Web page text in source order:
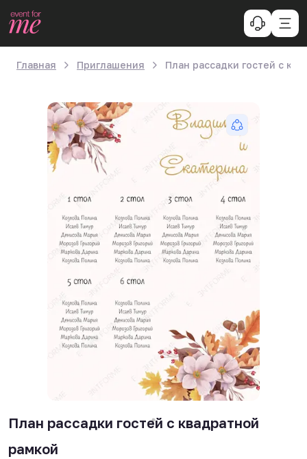
Главная Приглашения План рассадки гостей с
План рассадки гостей с квадратной
рамкой